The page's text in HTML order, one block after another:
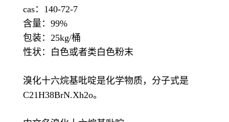
cas：140-72-7
含量：99%
包装：25kg/桶
性状：白色或者类白色粉末
溴化十六烷基吡啶是化学物质，分子式是
C21H38BrN.Xh2o。